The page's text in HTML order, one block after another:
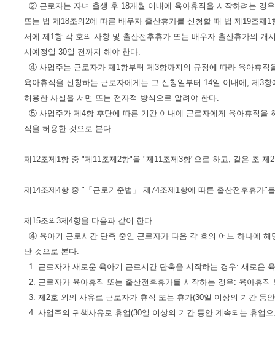
② 근로자는 자녀 출생 후 18개월 이내에 육아휴직을 시작하려는 경
또는 법 제18조의2에 따른 배우자 출산휴가를 신청할 때 법 제19조
서에 제1항 각 호의 사항 및 출산전후휴가 또는 배우자 출산휴가의
시예정일 30일 전까지 해야 한다.
④ 사업주는 근로자가 제1항부터 제3항까지의 규정에 따라 육아휴
육아휴직을 신청하는 근로자에게는 그 신청일부터 14일 이내에, 제3
허용한 사실을 서면 또는 전자적 방식으로 알려야 한다.
⑤ 사업주가 제4항 후단에 따른 기간 이내에 근로자에게 육아휴직을
직을 허용한 것으로 본다.
제12조제1항 중 "제11조제2항"을 "제11조제3항"으로 하고, 같은 조
제14조제4항 중 "「근로기준법」 제74조제1항에 따른 출산전후휴가"
제15조의3제4항을 다음과 같이 한다.
④ 육아기 근로시간 단축 중인 근로자가 다음 각 호의 어느 하나에
난 것으로 본다.
1. 근로자가 새로운 육아기 근로시간 단축을 시작하는 경우: 새로운
2. 근로자가 육아휴직 또는 출산전후휴가를 시작하는 경우: 육아휴직
3. 제2호 외의 사유로 근로자가 휴직 또는 휴가(30일 이상의 기간 동
4. 사업주의 귀책사유로 휴업(30일 이상의 기간 동안 계속되는 휴업